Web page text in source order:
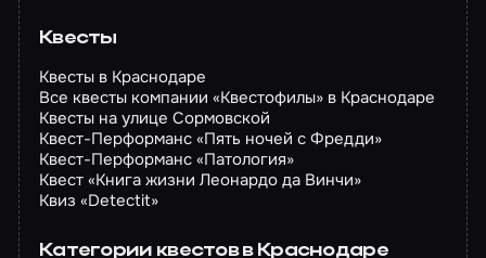
Квесты
Квесты в Краснодаре
Все квесты компании «Квестофилы» в Краснодаре
Квесты на улице Сормовской
Квест-Перформанс «Пять ночей с Фредди»
Квест-Перформанс «Патология»
Квест «Книга жизни Леонардо да Винчи»
Квиз «Detectit»
Категории квестов в Краснодаре